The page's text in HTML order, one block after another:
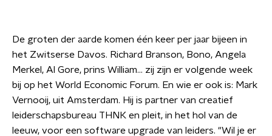
De groten der aarde komen één keer per jaar bijeen in
het Zwitserse Davos. Richard Branson, Bono, Angela
Merkel, Al Gore, prins William... zij zijn er volgende week
bij op het World Economic Forum. En wie er ook is: Mark
Vernooij, uit Amsterdam. Hij is partner van creatief
leiderschapsbureau THNK en pleit, in het hol van de
leeuw, voor een software upgrade van leiders. "Wil je er